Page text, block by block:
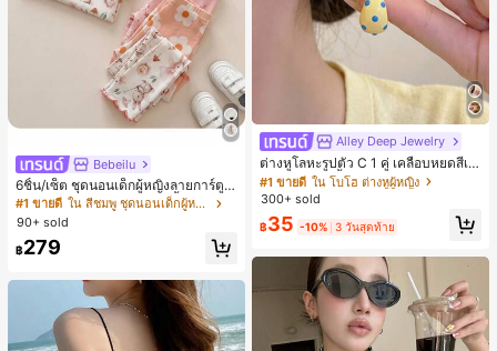
Bebeilu
6ชิ้น/เซ็ต ชุดนอนเด็กผู้หญิงลายการ์ตูน
หมีและดอกไม้ คอกลม แขนสั้น กางเกง
ขาสั้น ขอบระบาย สวมใส่สบาย
#1 ขายดี
ใน สีชมพู ชุดนอนเด็กผู้หญิง
90+ sold
฿279
Alley Deep Jewelry
ต่างหูโลหะรูปตัว C 1 คู่ เคลือบหยดสีเห
ลือง ลายจุดสีน้ำเงิน สไตล์ยุโรปและอเม
ริกัน แฟชั่นส่วนตัว หวานและสง่างาม
สำหรับผู้หญิงและเด็กหญิง สำหรับการเ
ดินทาง งานแต่งงาน ปาร์ตี้ วันเกิด ของ
#1 ขายดี ใน โบโฮ ต่างหูผู้หญิง
ลูกค้ากลับมาซื้อซ้ำ!
เกือบหมดแล้ว!
#1 ขายดี ใน โบโฮ ต่างหูผู้หญิง
ลูกค้ากลับมาซื้อซ้ำ!
เกือบหมดแล้ว!
#1 ขายดี ใน โบโฮ ต่างหูผู้หญิง
ลูกค้ากลับมาซื้อซ้ำ!
เกือบหมดแล้ว!
#1 ขายดี ใน โบโฮ ต่างหูผู้หญิง
เกือบหมดแล้ว!
300+ sold
฿35 -10% 3 วันสุดท้าย